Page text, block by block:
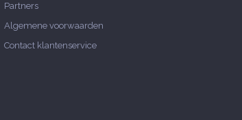
Partners
Algemene voorwaarden
Contact klantenservice